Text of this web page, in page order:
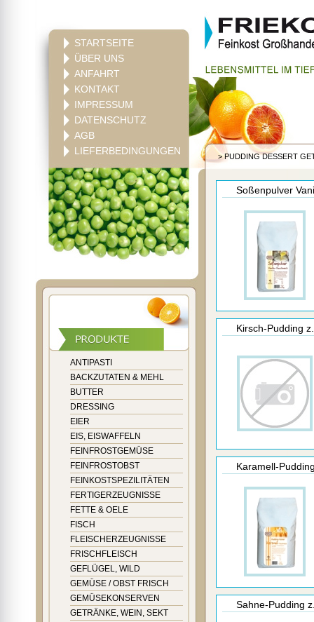
STARTSEITE
ÜBER UNS
ANFAHRT
KONTAKT
IMPRESSUM
DATENSCHUTZ
AGB
LIEFERBEDINGUNGEN
ANTIPASTI
BACKZUTATEN & MEHL
BUTTER
DRESSING
EIER
EIS, EISWAFFELN
FEINFROSTGEMÜSE
FEINFROSTOBST
FEINKOSTSPEZILITÄTEN
FERTIGERZEUGNISSE
FETTE & OELE
FISCH
FLEISCHERZEUGNISSE
FRISCHFLEISCH
GEFLÜGEL, WILD
GEMÜSE / OBST FRISCH
GEMÜSEKONSERVEN
GETRÄNKE, WEIN, SEKT
>PUDDING DESSERT
Soßenpulver
Kirsch-Pudding
Karamell-
Sahne-Pudding